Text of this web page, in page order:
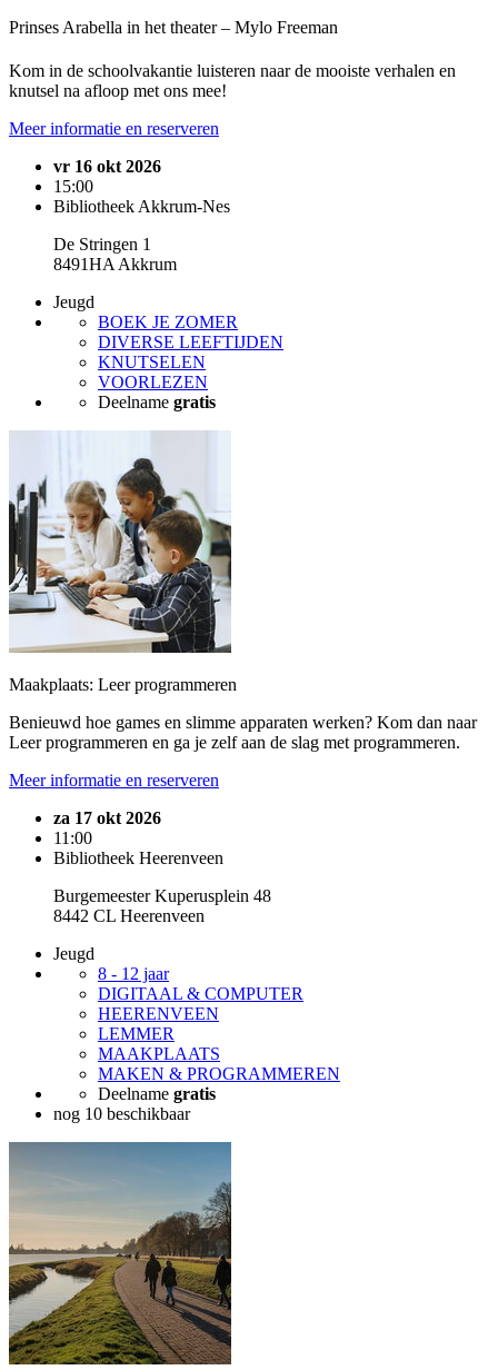
Prinses Arabella in het theater – Mylo Freeman
Kom in de schoolvakantie luisteren naar de mooiste verhalen en
knutsel na afloop met ons mee!
Meer informatie en reserveren
vr 16 okt 2026
15:00
Bibliotheek Akkrum-Nes
De Stringen 1
8491HA Akkrum
Jeugd
BOEK JE ZOMER
DIVERSE LEEFTIJDEN
KNUTSELEN
VOORLEZEN
Deelname gratis
Maakplaats: Leer programmeren
Benieuwd hoe games en slimme apparaten werken? Kom dan naar
Leer programmeren en ga je zelf aan de slag met programmeren.
Meer informatie en reserveren
za 17 okt 2026
11:00
Bibliotheek Heerenveen
Burgemeester Kuperusplein 48
8442 CL Heerenveen
Jeugd
8 - 12 jaar
DIGITAAL & COMPUTER
HEERENVEEN
LEMMER
MAAKPLAATS
MAKEN & PROGRAMMEREN
Deelname gratis
nog 10 beschikbaar